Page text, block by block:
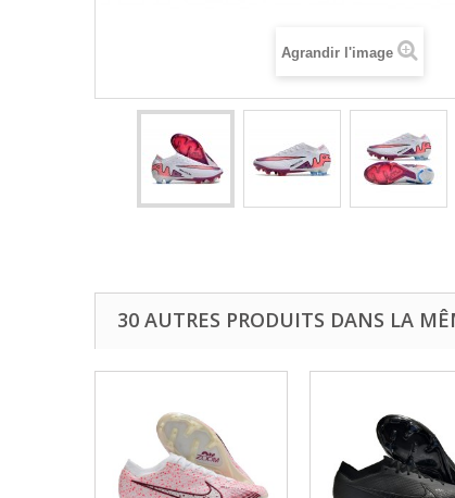
Agrandir l'image
30 AUTRES PRODUITS DANS LA